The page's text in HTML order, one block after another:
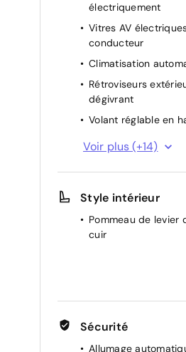
électriquement
Vitres AV
conducteur
Climatisation
Rétroviseurs
dégivrant
Volant réglable en
Banquette AR
Accoudoir central AV
Régulateur/limiteur
Pare-soleil
de courtoisie
Voir plus (+14)
Style intérieur
Pommeau de levier
cuir
Sécurité
Allumage